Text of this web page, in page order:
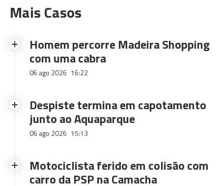
Mais Casos
Homem percorre Madeira Shopping
com uma cabra
06 ago 2026 16:22
Despiste termina em capotamento
junto ao Aquaparque
06 ago 2026 15:13
Motociclista ferido em colisão com
carro da PSP na Camacha